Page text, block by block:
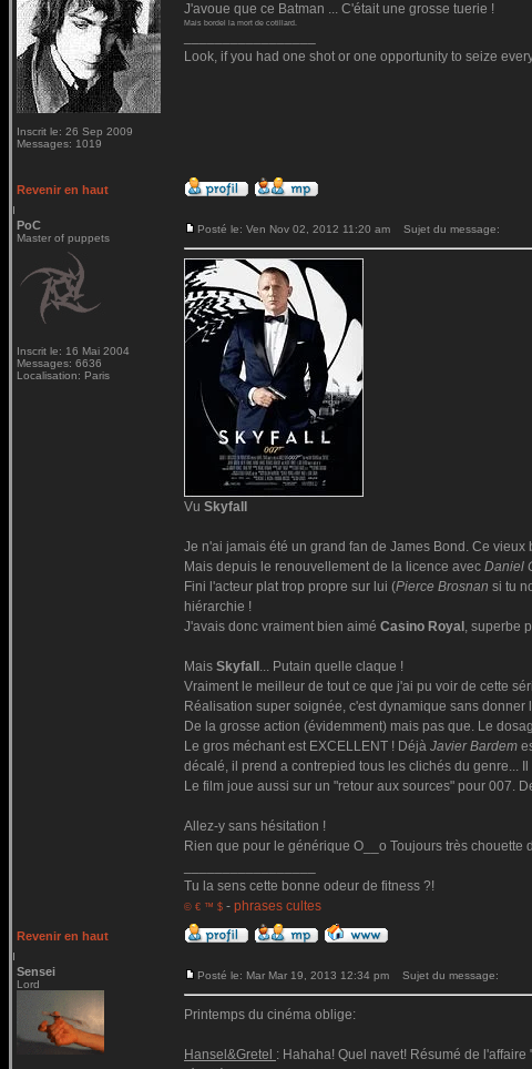
Inscrit le: 26 Sep 2009
Messages: 1019
J'avoue que ce Batman ... C'était une grosse tuerie !
Mais bordel la mort de cotillard.
Look, if you had one shot or one opportunity to seize
Revenir en haut
PoC
Master of puppets
Inscrit le: 16 Mai 2004
Messages: 6636
Localisation: Paris
Posté le: Ven Nov 02, 2012 11:20 am Sujet du message:
Vu Skyfall
Je n'ai jamais été un grand fan de James Bond. Ce
Mais depuis le renouvellement de la licence avec Daniel
Fini l'acteur plat trop propre sur lui (Pierce Brosnan si tu
hiérarchie !
J'avais donc vraiment bien aimé Casino Royal , superbe
Mais Skyfall ... Putain quelle claque !
Vraiment le meilleur de tout ce que j'ai pu voir de cette
Réalisation super soignée, c'est dynamique sans
De la grosse action (évidemment) mais pas que. Le
Le gros méchant est EXCELLENT ! Déjà Javier Bardem
décalé, il prend a contrepied tous les clichés du genre...
Le film joue aussi sur un "retour aux sources" pour 007.
Allez-y sans hésitation !
Rien que pour le générique O__o Toujours très
Tu la sens cette bonne odeur de fitness ?!
© € ™ $ - phrases cultes
Revenir en haut
Sensei
Lord
Posté le: Mar Mar 19, 2013 12:34 pm Sujet du message:
Printemps du cinéma oblige:
Hansel&Gretel : Hahaha! Quel navet! Résumé de